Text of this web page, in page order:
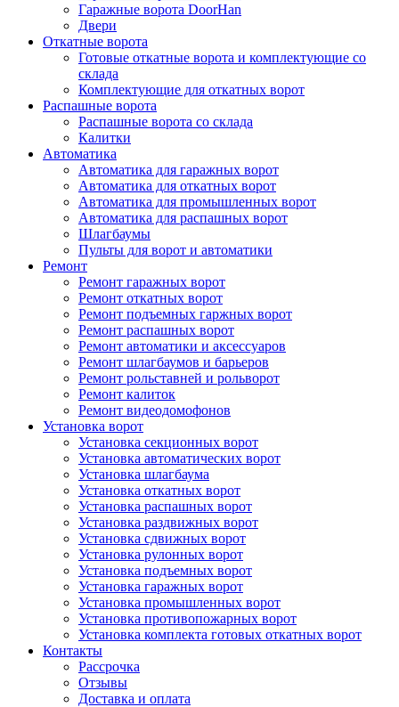
Гаражные ворота DoorHan
Двери
Откатные ворота
Готовые откатные ворота и комплектующие со
склада
Комплектующие для откатных ворот
Распашные ворота
Распашные ворота со склада
Калитки
Автоматика
Автоматика для гаражных ворот
Автоматика для откатных ворот
Автоматика для промышленных ворот
Автоматика для распашных ворот
Шлагбаумы
Пульты для ворот и автоматики
Ремонт
Ремонт гаражных ворот
Ремонт откатных ворот
Ремонт подъемных гаржных ворот
Ремонт распашных ворот
Ремонт автоматики и аксессуаров
Ремонт шлагбаумов и барьеров
Ремонт рольставней и рольворот
Ремонт калиток
Ремонт видеодомофонов
Установка ворот
Установка секционных ворот
Установка автоматических ворот
Установка шлагбаума
Установка откатных ворот
Установка распашных ворот
Установка раздвижных ворот
Установка сдвижных ворот
Установка рулонных ворот
Установка подъемных ворот
Установка гаражных ворот
Установка промышленных ворот
Установка противопожарных ворот
Установка комплекта готовых откатных ворот
Контакты
Рассрочка
Отзывы
Доставка и оплата